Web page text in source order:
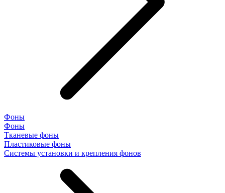
Фоны
Фоны
Тканевые фоны
Пластиковые фоны
Системы установки и крепления фонов